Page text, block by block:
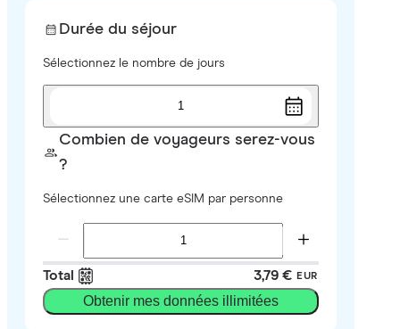
Durée du séjour
Sélectionnez le nombre de jours
1
Combien de voyageurs serez-vous
?
Sélectionnez une carte eSIM par personne
Total 3,79 € EUR
Obtenir mes données illimitées